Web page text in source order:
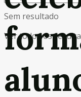
Sem resultado
Ver todos os